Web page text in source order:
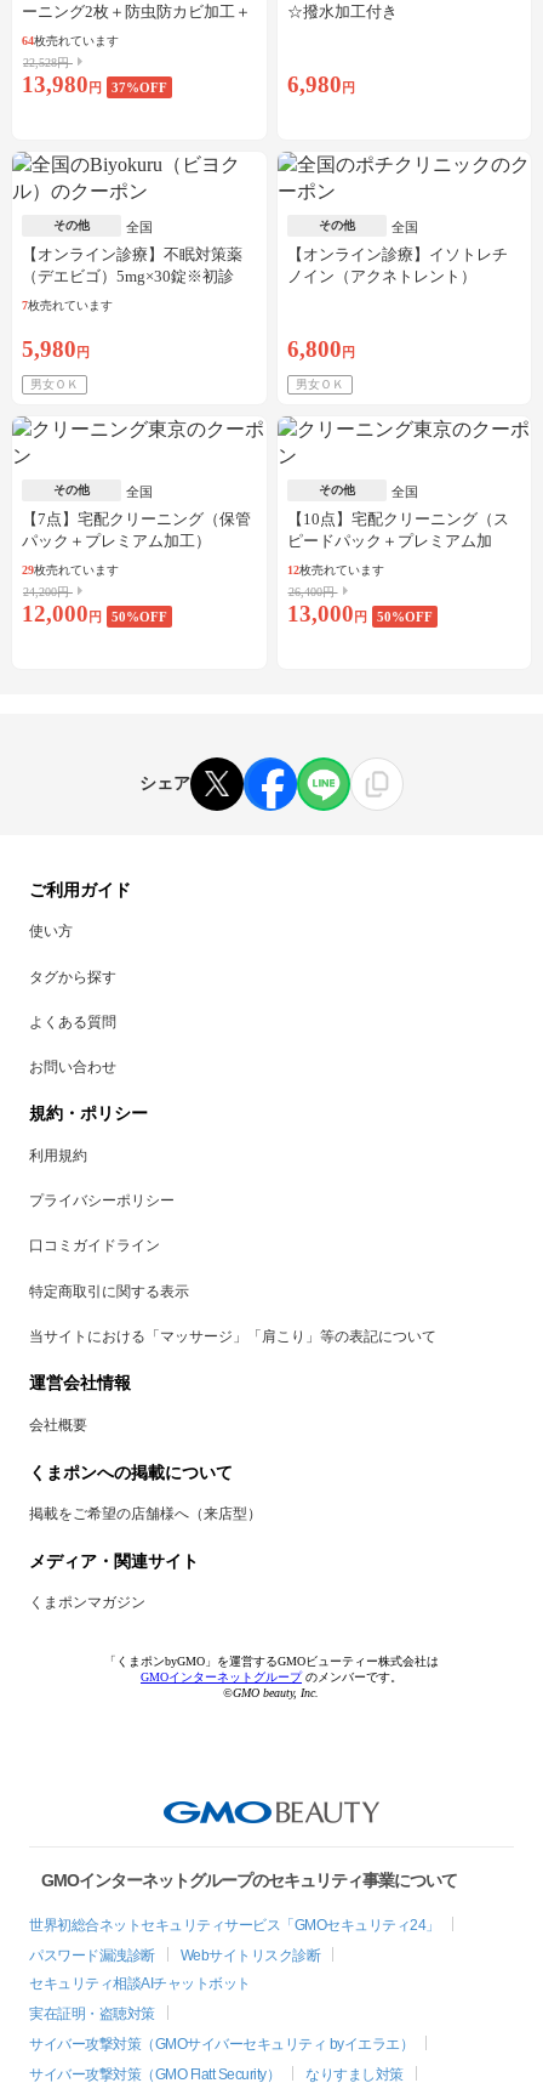
ーニング2枚＋防虫防カビ加工＋
しみ抜き
64枚売れています
22,528円
13,980 円 37%OFF
☆撥水加工付き
6,980 円
その他 全国
【オンライン診療】不眠対策薬
（デエビゴ）5mg×30錠※初診
料・送料込
7枚売れています
5,980 円
男女ＯＫ
その他 全国
【オンライン診療】イソトレチ
ノイン（アクネトレント）
6,800 円
男女ＯＫ
その他 全国
【7点】宅配クリーニング（保管
パック＋プレミアム加工）
29枚売れています
24,200円
12,000 円 50%OFF
その他 全国
【10点】宅配クリーニング（ス
ピードパック＋プレミアム加
工）
12枚売れています
26,400円
13,000 円 50%OFF
シェア
ご利用ガイド
使い方
タグから探す
よくある質問
お問い合わせ
規約・ポリシー
利用規約
プライバシーポリシー
口コミガイドライン
特定商取引に関する表示
当サイトにおける「マッサージ」「肩こり」等の表記について
運営会社情報
会社概要
くまポンへの掲載について
掲載をご希望の店舗様へ（来店型）
メディア・関連サイト
くまポンマガジン
「くまポンbyGMO」を運営するGMOビューティー株式会社は
GMOインターネットグループのメンバーです。
©GMO beauty, Inc.
GMOインターネットグループのセキュリティ事業について
世界初総合ネットセキュリティサービス「GMOセキュリティ24」
パスワード漏洩診断
Webサイトリスク診断
セキュリティ相談AIチャットボット
実在証明・盗聴対策
サイバー攻撃対策（GMOサイバーセキュリティ byイエラエ）
サイバー攻撃対策（GMO Flatt Security）
なりすまし対策